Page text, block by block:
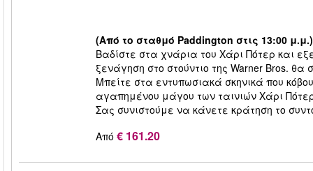
(Από το σταθμό Paddington στις 13:00 μ.μ.)
Βαδίστε στα χνάρια του Χάρι Πότερ και
ξενάγηση στο στούντιο της Warner Bros.
Μπείτε στα εντυπωσιακά σκηνικά που
αγαπημένου μάγου των ταινιών Χάρι
Σας συνιστούμε να κάνετε κράτηση το
Από € 161.20